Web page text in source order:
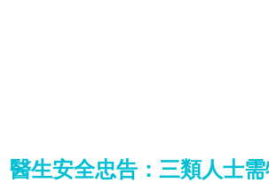
醫生安全忠告：三類人士